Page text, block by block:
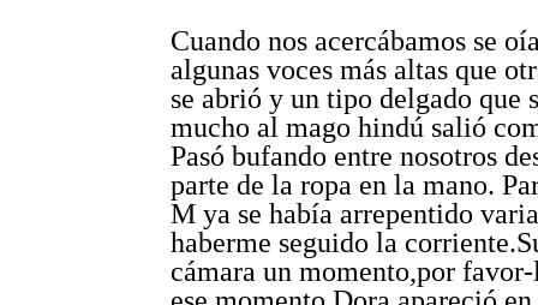
Cuando nos acercábamos se
algunas voces más altas que
se abrió y un tipo delgado que
mucho al mago hindú salió
Pasó bufando entre nosotros
parte de la ropa en la mano.
M ya se había arrepentido
haberme seguido la
cámara un momento,por